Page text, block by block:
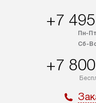
+7
Пн-
Сб-
+7